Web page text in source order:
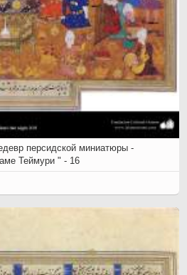
персидской миниатюры -
Теймури " - 16